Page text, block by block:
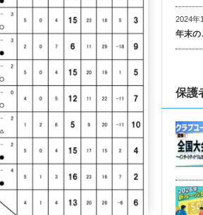
2024年
年末の
保護